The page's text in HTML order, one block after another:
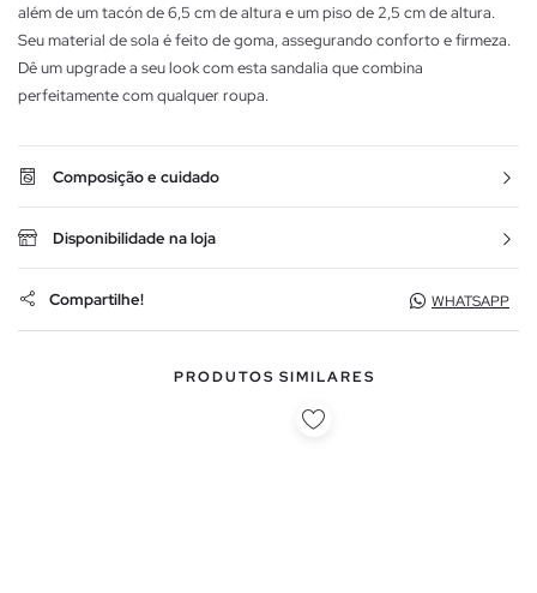
além de um tacón de 6,5 cm de altura e um piso de 2,5 cm de altura.
Seu material de sola é feito de goma, assegurando conforto e firmeza.
Dê um upgrade a seu look com esta sandalia que combina
perfeitamente com qualquer roupa.
Composição e cuidado
Disponibilidade na loja
Compartilhe! WHATSAPP
PRODUTOS SIMILARES